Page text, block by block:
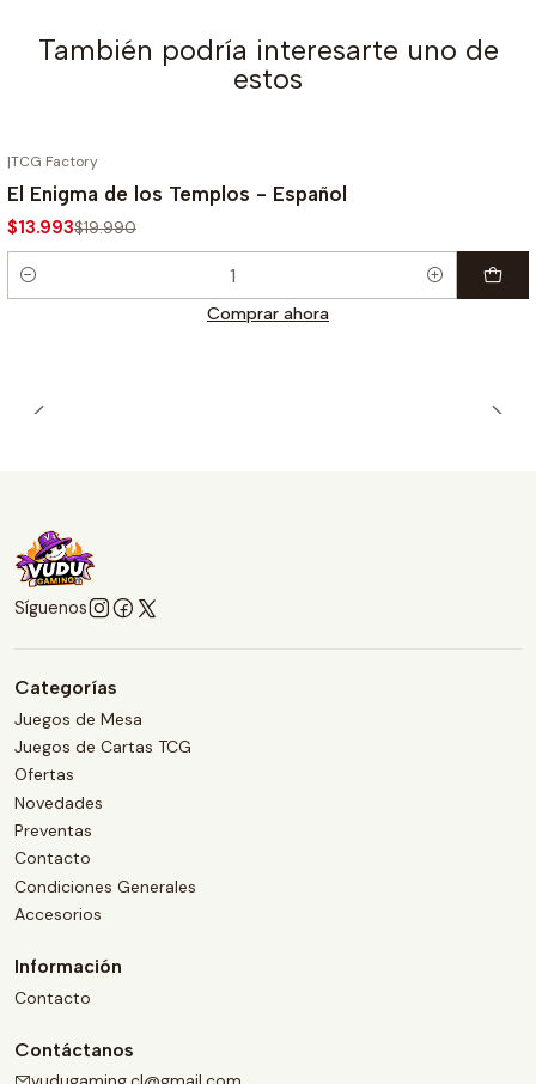
También podría interesarte uno de
estos
-30%
|TCG Factory
El Enigma de los Templos - Español
$13.993$19.990
Cantidad
Comprar ahora
Síguenos
Categorías
Juegos de Mesa
Juegos de Cartas TCG
Ofertas
Novedades
Preventas
Contacto
Condiciones Generales
Accesorios
Información
Contacto
Contáctanos